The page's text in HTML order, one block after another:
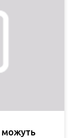
можуть